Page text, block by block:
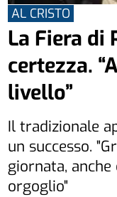
AL CRISTO
La Fiera di
certezza.
livello”
Il tradizionale
un successo.
giornata,
orgoglio"